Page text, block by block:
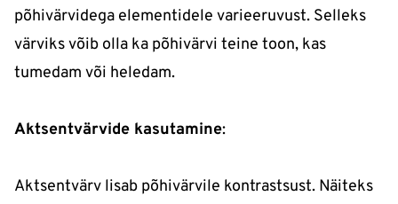
põhivärvidega elementidele varieeruvust. Selleks
värviks võib olla ka põhivärvi teine toon, kas
tumedam või heledam.
Aktsentvärvide kasutamine:
Aktsentvärv lisab põhivärvile kontrastsust. Näiteks